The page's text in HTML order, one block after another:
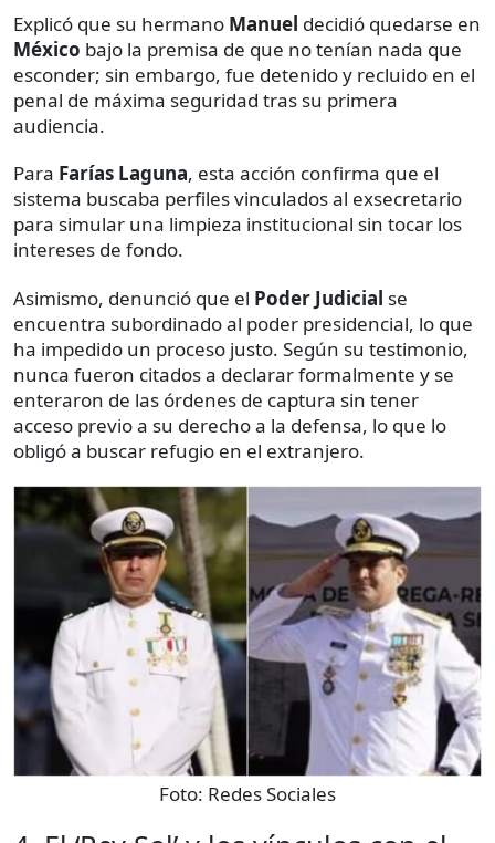
Explicó que su hermano Manuel decidió quedarse en
México bajo la premisa de que no tenían nada que
esconder; sin embargo, fue detenido y recluido en el
penal de máxima seguridad tras su primera
audiencia.
Para Farías Laguna, esta acción confirma que el
sistema buscaba perfiles vinculados al exsecretario
para simular una limpieza institucional sin tocar los
intereses de fondo.
Asimismo, denunció que el Poder Judicial se
encuentra subordinado al poder presidencial, lo que
ha impedido un proceso justo. Según su testimonio,
nunca fueron citados a declarar formalmente y se
enteraron de las órdenes de captura sin tener
acceso previo a su derecho a la defensa, lo que lo
obligó a buscar refugio en el extranjero.
Foto: Redes Sociales